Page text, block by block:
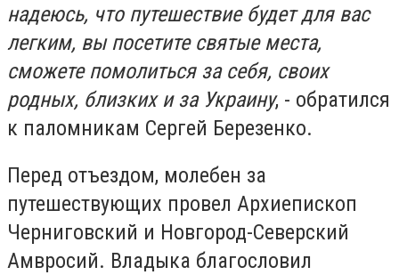
надеюсь, что путешествие будет для вас
легким, вы посетите святые места,
сможете помолиться за себя, своих
родных, близких и за Украину, - обратился
к паломникам Сергей Березенко.
Перед отъездом, молебен за
путешествующих провел Архиепископ
Черниговский и Новгород-Северский
Амвросий. Владыка благословил